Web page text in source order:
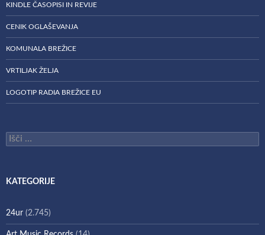
KINDLE ČASOPISI IN REVIJE
CENIK OGLAŠEVANJA
KOMUNALA BREŽICE
VRTILJAK ŽELJA
LOGOTIP RADIA BREŽICE EU
Išči:
KATEGORIJE
24ur (2.745)